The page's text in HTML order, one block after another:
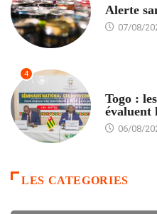
Alerte
07/08/
4
Togo :
évaluent
06/08/
LES CATEGORIES